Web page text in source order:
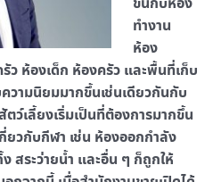
ทำงาน
ห้อง
ว ห้องเด็ก ห้องครัว และพื้นที่เก็บ
วามนิยมมากขึ้นเช่นเดียวกันกับ
ว์เลี้ยงเริ่มเป็นที่ต้องการมากขึ้น
ยวกับกีฬา เช่น ห้องออกกำลัง
สระว่ายน้ำ และอื่น ๆ ก็ถูกให้